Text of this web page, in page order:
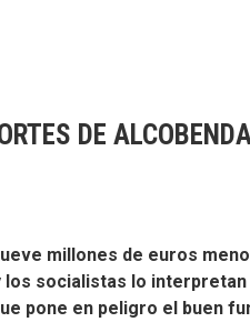
DE
millones de euros
socialistas lo
pone en peligro el buen